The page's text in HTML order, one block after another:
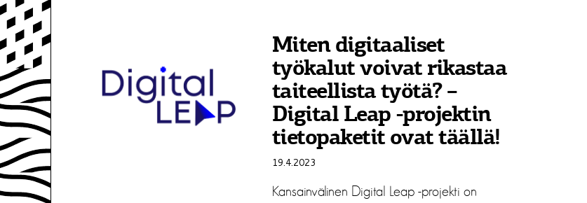
Miten digitaaliset
työkalut voivat rikastaa
taiteellista työtä? –
Digital Leap -projektin
tietopaketit ovat täällä!
19.4.2023
Kansainvälinen Digital Leap -projekti on